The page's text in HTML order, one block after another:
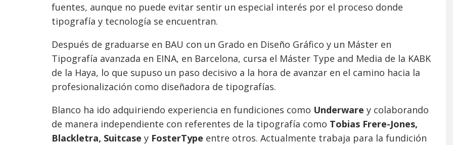
fuentes, aunque no puede evitar sentir un especial interés por el proceso donde
tipografía y tecnología se encuentran.
Después de graduarse en BAU con un Grado en Diseño Gráfico y un Máster en
Tipografía avanzada en EINA, en Barcelona, cursa el Máster Type and Media de la KABK
de la Haya, lo que supuso un paso decisivo a la hora de avanzar en el camino hacia la
profesionalización como diseñadora de tipografías.
Blanco ha ido adquiriendo experiencia en fundiciones como Underware y colaborando
de manera independiente con referentes de la tipografía como Tobias Frere-Jones,
Blackletra, Suitcase y FosterType entre otros. Actualmente trabaja para la fundición